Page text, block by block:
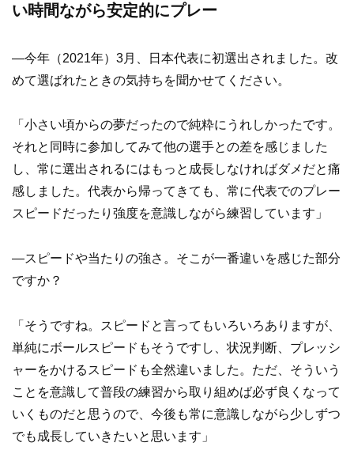
い時間ながら安定的にプレー
—今年（2021年）3月、日本代表に初選出されました。改
めて選ばれたときの気持ちを聞かせてください。
「小さい頃からの夢だったので純粋にうれしかったです。
それと同時に参加してみて他の選手との差を感じました
し、常に選出されるにはもっと成長しなければダメだと痛
感しました。代表から帰ってきても、常に代表でのプレー
スピードだったり強度を意識しながら練習しています」
—スピードや当たりの強さ。そこが一番違いを感じた部分
ですか？
「そうですね。スピードと言ってもいろいろありますが、
単純にボールスピードもそうですし、状況判断、プレッシ
ャーをかけるスピードも全然違いました。ただ、そういう
ことを意識して普段の練習から取り組めば必ず良くなって
いくものだと思うので、今後も常に意識しながら少しずつ
でも成長していきたいと思います」